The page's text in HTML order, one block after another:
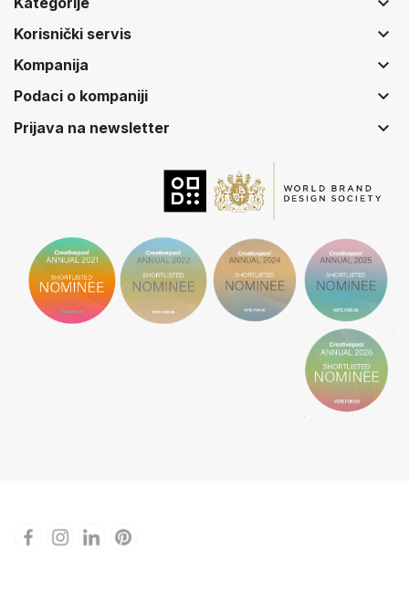
Korisnički servis keyboard_arrow_down
Kompanija keyboard_arrow_down
Podaci o kompaniji keyboard_arrow_down
Prijava na newsletter keyboard_arrow_down